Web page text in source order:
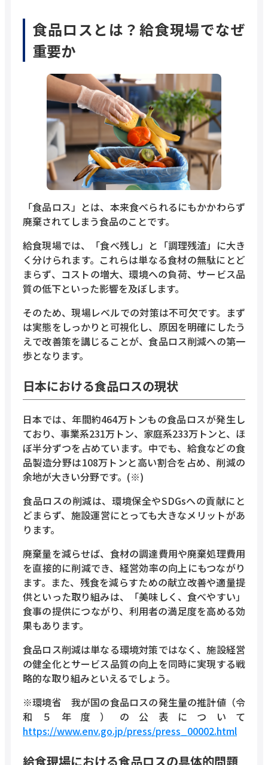
食品ロスとは？給食現場でなぜ
重要か
「食品ロス」とは、本来食べられるにもかかわらず
廃棄されてしまう食品のことです。
給食現場では、「食べ残し」と「調理残渣」に大き
く分けられます。これらは単なる食材の無駄にとど
まらず、コストの増大、環境への負荷、サービス品
質の低下といった影響を及ぼします。
そのため、現場レベルでの対策は不可欠です。まず
は実態をしっかりと可視化し、原因を明確にしたう
えで改善策を講じることが、食品ロス削減への第一
歩となります。
日本における食品ロスの現状
日本では、年間約464万トンもの食品ロスが発生し
ており、事業系231万トン、家庭系233万トンと、ほ
ぼ半分ずつを占めています。中でも、給食などの食
品製造分野は108万トンと高い割合を占め、削減の
余地が大きい分野です。(※)
食品ロスの削減は、環境保全やSDGsへの貢献にと
どまらず、施設運営にとっても大きなメリットがあ
ります。
廃棄量を減らせば、食材の調達費用や廃棄処理費用
を直接的に削減でき、経営効率の向上にもつながり
ます。また、残食を減らすための献立改善や適量提
供といった取り組みは、「美味しく、食べやすい」
食事の提供につながり、利用者の満足度を高める効
果もあります。
食品ロス削減は単なる環境対策ではなく、施設経営
の健全化とサービス品質の向上を同時に実現する戦
略的な取り組みといえるでしょう。
※環境省 我が国の食品ロスの発生量の推計値（令
和５年度）の公表について
https://www.env.go.jp/press/press_00002.html
給食現場における食品ロスの具体的問題